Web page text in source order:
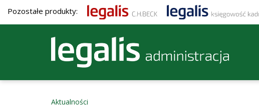
Pozostałe produkty:
Aktualności